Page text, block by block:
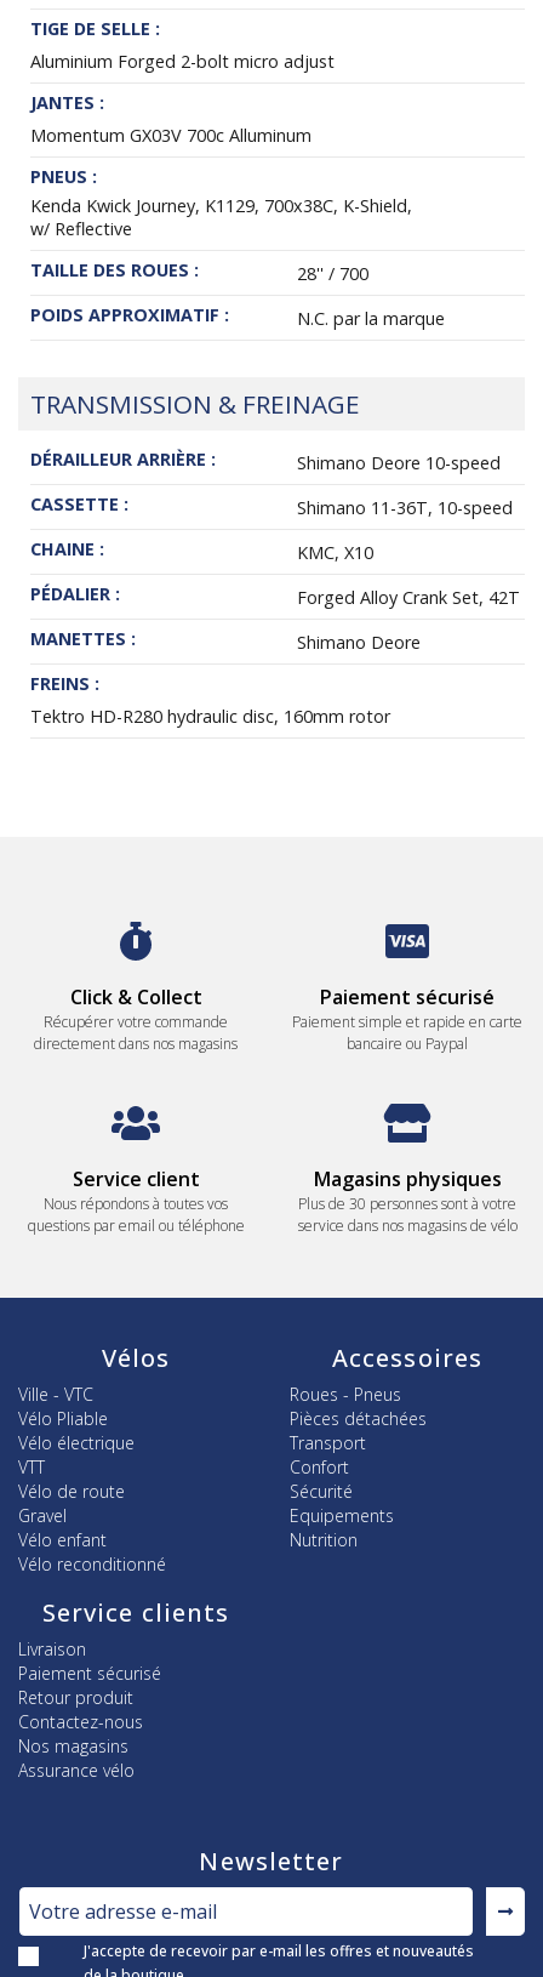
TIGE DE SELLE :
Aluminium Forged 2-bolt micro adjust
JANTES :
Momentum GX03V 700c Alluminum
PNEUS :
Kenda Kwick Journey, K1129, 700x38C, K-Shield,
w/ Reflective
TAILLE DES ROUES :
28'' / 700
POIDS APPROXIMATIF :
N.C. par la marque
TRANSMISSION & FREINAGE
DÉRAILLEUR ARRIÈRE :
Shimano Deore 10-speed
CASSETTE :
Shimano 11-36T, 10-speed
CHAINE :
KMC, X10
PÉDALIER :
Forged Alloy Crank Set, 42T
MANETTES :
Shimano Deore
FREINS :
Tektro HD-R280 hydraulic disc, 160mm rotor
Click & Collect
Récupérer votre commande
directement dans nos magasins
Paiement sécurisé
Paiement simple et rapide en carte
bancaire ou Paypal
Service client
Nous répondons à toutes vos
questions par email ou téléphone
Magasins physiques
Plus de 30 personnes sont à votre
service dans nos magasins de vélo
Vélos
Ville - VTC
Vélo Pliable
Vélo électrique
VTT
Vélo de route
Gravel
Vélo enfant
Vélo reconditionné
Accessoires
Roues - Pneus
Pièces détachées
Transport
Confort
Sécurité
Equipements
Nutrition
Service clients
Livraison
Paiement sécurisé
Retour produit
Contactez-nous
Nos magasins
Assurance vélo
Newsletter
J'accepte de recevoir par e-mail les offres et nouveautés